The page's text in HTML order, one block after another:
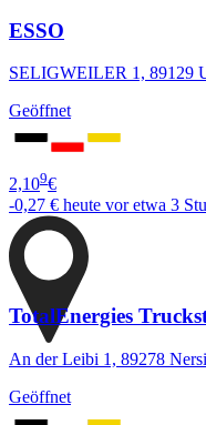
ESSO
SELIGWEILER 1, 89129
Geöffnet
2,109€
-0,27 € heute vor etwa 3
TotalEnergies
An der Leibi 1, 89278
Geöffnet